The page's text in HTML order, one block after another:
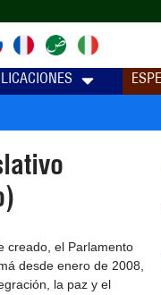
creado, el Parlamento
desde enero de 2008,
la paz y el